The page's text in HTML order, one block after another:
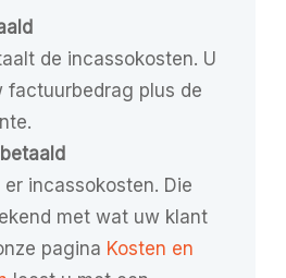
de incassokosten. U
factuurbedrag plus de
er incassokosten. Die
met wat uw klant
pagina Kosten en